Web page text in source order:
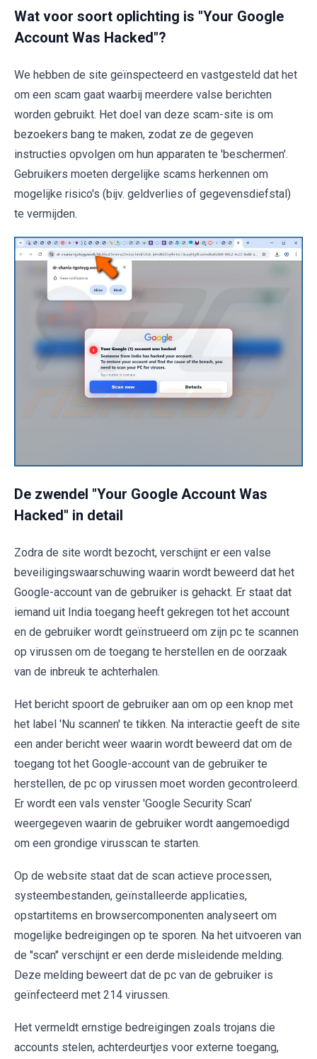
Wat voor soort oplichting is "Your Google
Account Was Hacked"?
We hebben de site geïnspecteerd en vastgesteld dat het
om een scam gaat waarbij meerdere valse berichten
worden gebruikt. Het doel van deze scam-site is om
bezoekers bang te maken, zodat ze de gegeven
instructies opvolgen om hun apparaten te 'beschermen'.
Gebruikers moeten dergelijke scams herkennen om
mogelijke risico's (bijv. geldverlies of gegevensdiefstal)
te vermijden.
De zwendel "Your Google Account Was
Hacked" in detail
Zodra de site wordt bezocht, verschijnt er een valse
beveiligingswaarschuwing waarin wordt beweerd dat het
Google-account van de gebruiker is gehackt. Er staat dat
iemand uit India toegang heeft gekregen tot het account
en de gebruiker wordt geïnstrueerd om zijn pc te scannen
op virussen om de toegang te herstellen en de oorzaak
van de inbreuk te achterhalen.
Het bericht spoort de gebruiker aan om op een knop met
het label 'Nu scannen' te tikken. Na interactie geeft de site
een ander bericht weer waarin wordt beweerd dat om de
toegang tot het Google-account van de gebruiker te
herstellen, de pc op virussen moet worden gecontroleerd.
Er wordt een vals venster 'Google Security Scan'
weergegeven waarin de gebruiker wordt aangemoedigd
om een grondige virusscan te starten.
Op de website staat dat de scan actieve processen,
systeembestanden, geïnstalleerde applicaties,
opstartitems en browsercomponenten analyseert om
mogelijke bedreigingen op te sporen. Na het uitvoeren van
de "scan" verschijnt er een derde misleidende melding.
Deze melding beweert dat de pc van de gebruiker is
geïnfecteerd met 214 virussen.
Het vermeldt ernstige bedreigingen zoals trojans die
accounts stelen, achterdeurtjes voor externe toegang,